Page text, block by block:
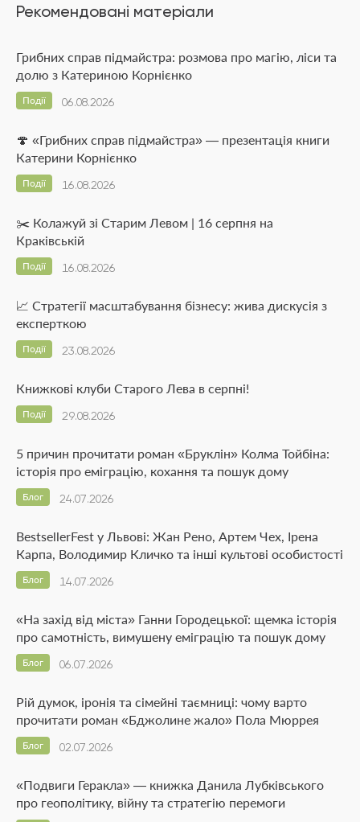
Рекомендовані матеріали
Грибних справ підмайстра: розмова про магію, ліси та
долю з Катериною Корнієнко
06.08.2026
Події
🍄 «Грибних справ підмайстра» — презентація книги
Катерини Корнієнко
16.08.2026
Події
✂️ Колажуй зі Старим Левом | 16 серпня на
Краківській
16.08.2026
Події
📈 Стратегії масштабування бізнесу: жива дискусія з
експерткою
23.08.2026
Події
Книжкові клуби Старого Лева в серпні!
29.08.2026
Події
5 причин прочитати роман «Бруклін» Колма Тойбіна:
історія про еміграцію, кохання та пошук дому
24.07.2026
Блог
BestsellerFest у Львові: Жан Рено, Артем Чех, Ірена
Карпа, Володимир Кличко та інші культові особистості
14.07.2026
Блог
«На захід від міста» Ганни Городецької: щемка історія
про самотність, вимушену еміграцію та пошук дому
06.07.2026
Блог
Рій думок, іронія та сімейні таємниці: чому варто
прочитати роман «Бджолине жало» Пола Мюррея
02.07.2026
Блог
«Подвиги Геракла» — книжка Данила Лубківського
про геополітику, війну та стратегію перемоги